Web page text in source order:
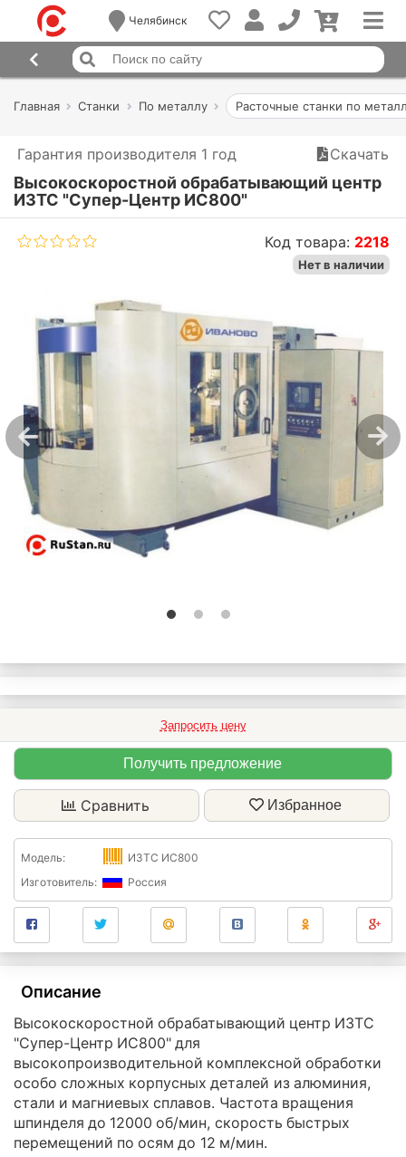
Челябинск
Главная Станки По металлу Расточные станки по
Гарантия производителя 1 год Скачать
Высокоскоростной обрабатывающий центр
ИЗТС "Супер-Центр ИС800"
Код товара: 2218
Нет в наличии
Запросить цену
Получить предложение
Сравнить Избранное
Модель:
ИЗТС ИС800
Изготовитель:
Россия
Описание
Высокоскоростной обрабатывающий центр ИЗТС
"Супер-Центр ИС800" для
высокопроизводительной комплексной обработки
особо сложных корпусных деталей из алюминия,
стали и магниевых сплавов. Частота вращения
шпинделя до 12000 об/мин, скорость быстрых
перемещений по осям до 12 м/мин.